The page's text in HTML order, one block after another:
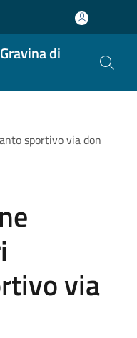
di
sportivo via don
via